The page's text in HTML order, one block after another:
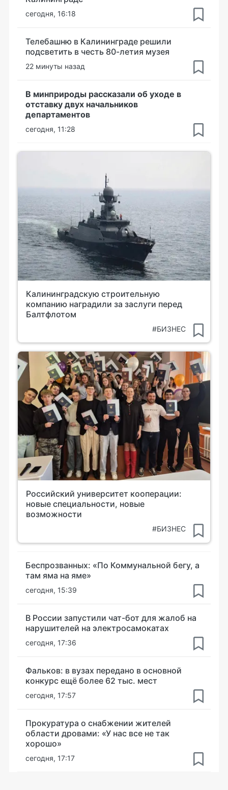
сегодня, 16:18
Телебашню в Калининграде решили
подсветить в честь 80-летия музея
22 минуты назад
В минприроды рассказали об уходе в
отставку двух начальников
департаментов
сегодня, 11:28
Калининградскую строительную
компанию наградили за заслуги перед
Балтфлотом
#БИЗНЕС
Российский университет кооперации:
новые специальности, новые
возможности
#БИЗНЕС
Беспрозванных: «По Коммунальной бегу, а
там яма на яме»
сегодня, 15:39
В России запустили чат-бот для жалоб на
нарушителей на электросамокатах
сегодня, 17:36
Фальков: в вузах передано в основной
конкурс ещё более 62 тыс. мест
сегодня, 17:57
Прокуратура о снабжении жителей
области дровами: «У нас все не так
хорошо»
сегодня, 17:17